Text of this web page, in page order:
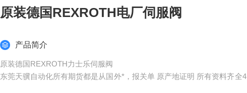
原装德国REXROTH电厂伺服阀
产品简介
原装德国REXROTH力士乐伺服阀
东莞天骥自动化所有期货都是从国外*，报关单 原产地证明 所有资料齐全4 我们可以提供客户以往成交